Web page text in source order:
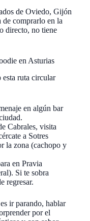
de Oviedo, Gijón
de comprarlo en la
directo, no tiene
en Asturias
esta ruta circular
en algún bar
Cabrales, visita
a Sotres
la zona (cachopo y
en Pravia
Si te sobra
regresar.
ir parando, hablar
por el